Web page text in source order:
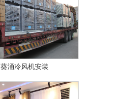
葵涌冷风机安装